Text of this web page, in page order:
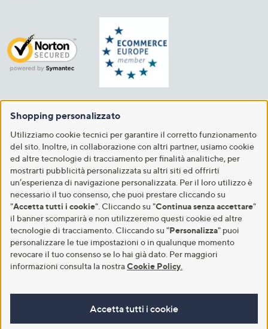
Shopping personalizzato
Utilizziamo cookie tecnici per garantire il corretto funzionamento
del sito. Inoltre, in collaborazione con altri partner, usiamo cookie
ed altre tecnologie di tracciamento per finalità analitiche, per
mostrarti pubblicità personalizzata su altri siti ed offrirti
un’esperienza di navigazione personalizzata. Per il loro utilizzo è
necessario il tuo consenso, che puoi prestare cliccando su
"Accetta tutti i cookie". Cliccando su "Continua senza accettare"
il banner scomparirà e non utilizzeremo questi cookie ed altre
tecnologie di tracciamento. Cliccando su "Personalizza" puoi
personalizzare le tue impostazioni o in qualunque momento
revocare il tuo consenso se lo hai già dato. Per maggiori
informazioni consulta la nostraCookie Policy
Accetta tutti i cookie